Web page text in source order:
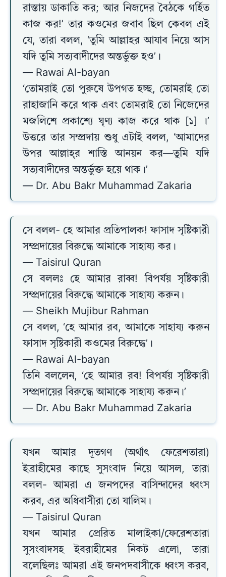
রাস্তায় ডাকাতি কর; আর নিজদের বৈঠকে গর্হিত
কাজ কর!’ তার কওমের জবাব ছিল কেবল এই
যে, তারা বলল, ‘তুমি আল্লাহর আযাব নিয়ে আস
যদি তুমি সত্যবাদীদের অন্তর্ভুক্ত হও’।
— Rawai Al-bayan
‘তোমরাই তো পুরুষে উপগত হচ্ছ, তোমরাই তো
রাহাজানি করে থাক এবং তোমরাই তো নিজেদের
মজলিশে প্রকাশ্যে ঘৃণ্য কাজ করে থাক [১] ।’
উত্তরে তার সম্প্রদায় শুধু এটাই বলল, ‘আমাদের
উপর আল্লাহ্‌র শাস্তি আনয়ন কর—তুমি যদি
সত্যবাদীদের অন্তর্ভুক্ত হয়ে থাক।’
— Dr. Abu Bakr Muhammad Zakaria
সে বলল- হে আমার প্রতিপালক! ফাসাদ সৃষ্টিকারী
সম্প্রদায়ের বিরুদ্ধে আমাকে সাহায্য কর।
— Taisirul Quran
সে বললঃ হে আমার রাব্ব! বিপর্যয় সৃষ্টিকারী
সম্প্রদায়ের বিরুদ্ধে আমাকে সাহায্য করুন।
— Sheikh Mujibur Rahman
সে বলল, ‘হে আমার রব, আমাকে সাহায্য করুন
ফাসাদ সৃষ্টিকারী কওমের বিরুদ্ধে’।
— Rawai Al-bayan
তিনি বললেন, ‘হে আমার রব! বিপর্যয় সৃষ্টিকারী
সম্প্রদায়ের বিরুদ্ধে আমাকে সাহায্য করুন।’
— Dr. Abu Bakr Muhammad Zakaria
যখন আমার দূতগণ (অর্থাৎ ফেরেশতারা)
ইব্রাহীমের কাছে সুসংবাদ নিয়ে আসল, তারা
বলল- আমরা এ জনপদের বাসিন্দাদের ধ্বংস
করব, এর অধিবাসীরা তো যালিম।
— Taisirul Quran
যখন আমার প্রেরিত মালাইকা/ফেরেশতারা
সুসংবাদসহ ইবরাহীমের নিকট এলো, তারা
বলেছিলঃ আমরা এই জনপদবাসীকে ধ্বংস করব,